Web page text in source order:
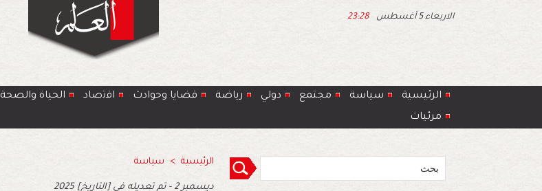
الاربعاء 5 أغسطس 23:28
الرئيسية سياسة مجتمع دولي رياضة قضايا وحوادث اﻗﺗﺻﺎد الحياة والصحة
مرئيات
الرئيسية > سياسة
2025 ديسمبر 2 - تم تعديله في [التاريخ]